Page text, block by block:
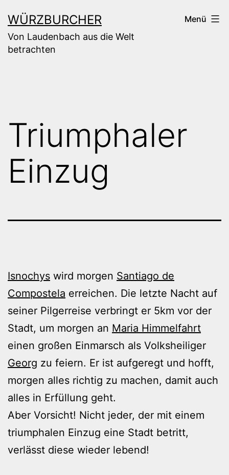
Inhalt
springen
WÜRZBURCHER
Von Laudenbach aus die Welt
betrachten
Menü
Triumphaler
Einzug
Isnochys wird morgen Santiago de
Compostela erreichen. Die letzte Nacht auf
seiner Pilgerreise verbringt er 5km vor der
Stadt, um morgen an Maria Himmelfahrt
einen großen Einmarsch als Volksheiliger
Georg zu feiern. Er ist aufgeregt und hofft,
morgen alles richtig zu machen, damit auch
alles in Erfüllung geht.
Aber Vorsicht! Nicht jeder, der mit einem
triumphalen Einzug eine Stadt betritt,
verlässt diese wieder lebend!